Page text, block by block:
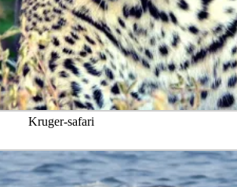
Kruger-safari